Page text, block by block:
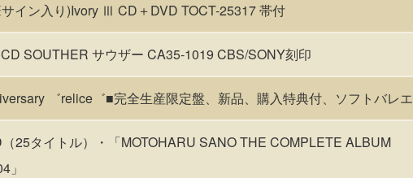
サイン入り)Ivory Ⅲ CD＋DVD TOCT-25317 帯付
SOUTHER サウザー CA35-1019 CBS/SONY刻印
゛relice゛■完全生産限定盤、新品、購入特典付、ソフトバレエ
25タイトル）・「MOTOHARU SANO THE COMPLETE ALBUM
」